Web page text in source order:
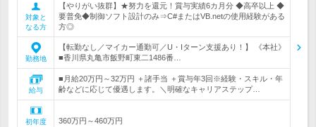
対象と
なる方
【やりがい抜群】★努力を還元！賞与実績6カ月分 ◆高卒以上 ◆
要普免◆制御ソフト設計のみ⇒C#またはVB.netの使用経験がある
方◎
勤務地
【転勤なし／マイカー通勤可／U・Iターン支援あり！】 《本社》
■香川県丸亀市飯野町東二1486番…
給与
■月給20万円～32万円 ＋諸手当 ＋賞与年3回※経験・スキル・年
齢などに応じて優遇します。＼明確なキャリアステップ…
初年度
360万円～460万円